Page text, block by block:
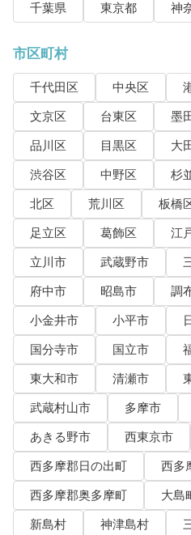
千葉県
東京都 神
市区町村
千代田区 中央区
文京区
台東区 墨
品川区
目黒区 大
渋谷区
中野区 杉
北区
荒川区 板橋
足立区
葛飾区 江
立川市
武蔵野市
府中市
昭島市 調
小金井市
小平市
国分寺市
国立市
東大和市
清瀬市
武蔵村山市
多摩市
あきる野市
西東京市
西多摩郡日の出町
西多
西多摩郡奥多摩町
大島
新島村
神津島村